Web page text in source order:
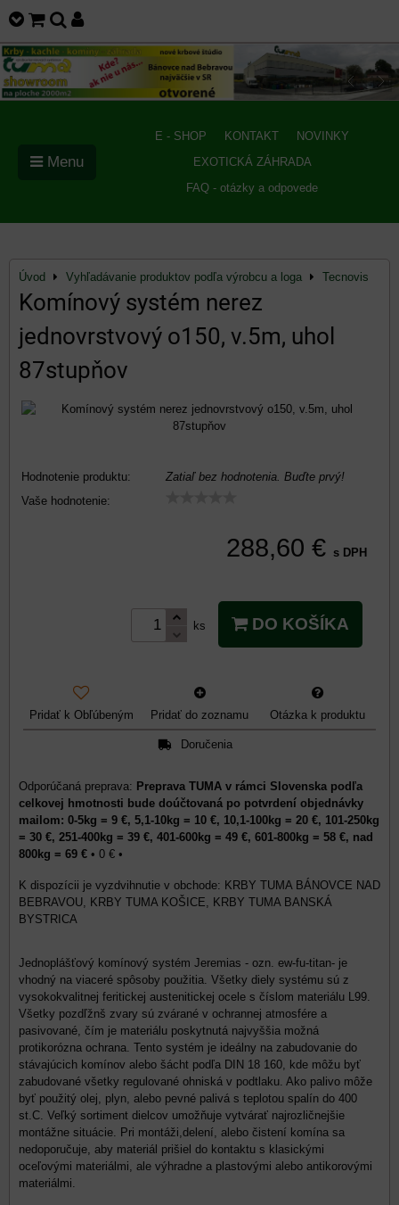
E - SHOP KONTAKT
NOVINKY
EXOTICKÁ ZÁHRADA
FAQ - otázky a odpovede
Menu
Úvod Vyhľadávanie produktov podľa výrobcu a loga Tecnovis
Komínový systém nerez
jednovrstvový o150, v.5m, uhol
87stupňov
Hodnotenie produktu:
Zatiaľ bez hodnotenia. Buďte prvý!
Vaše hodnotenie:
288,60 € s DPH
ks DO KOŠÍKA
Pridať k Obľúbeným Pridať do zoznamu Otázka k produktu
Doručenia
Preprava TUMA v rámci Slovenska podľa
celkovej hmotnosti bude doúčtovaná po potvrdení objednávky
mailom: 0-5kg = 9 €, 5,1-10kg = 10 €, 10,1-100kg = 20 €, 101-250kg
= 30 €, 251-400kg = 39 €, 401-600kg = 49 €, 601-800kg = 58 €, nad
800kg = 69 € • 0 € •
KRBY TUMA BÁNOVCE NAD
BEBRAVOU, KRBY TUMA KOŠICE, KRBY TUMA BANSKÁ
BYSTRICA
Jednoplášťový komínový systém Jeremias - ozn. ew-fu-titan- je
vhodný na viaceré spôsoby použitia. Všetky diely systému sú z
vysokokvalitnej feritickej austenitickej ocele s číslom materiálu L99.
Všetky pozdľžnš zvary sú zvárané v ochrannej atmosfére a
pasivované, čím je materiálu poskytnutá najvyššia možná
protikorózna ochrana. Tento systém je ideálny na zabudovanie do
stávajúcich komínov alebo šácht podľa DIN 18 160, kde môžu byť
zabudované všetky regulované ohniská v podtlaku. Ako palivo môže
byť použitý olej, plyn, alebo pevné palivá s teplotou spalín do 400
st.C. Veľký sortiment dielcov umožňuje vytvárať najrozličnejšie
montážne situácie. Pri montáži,delení, alebo čistení komína sa
nedoporučuje, aby materiál prišiel do kontaktu s klasickými
oceľovými materiálmi, ale výhradne a plastovými alebo antikorovými
materiálmi.